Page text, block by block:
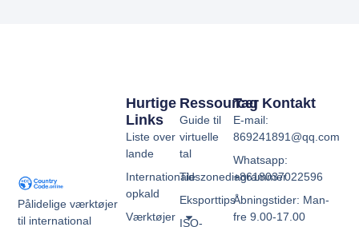
Pålidelige værktøjer
til international
Ressourcer
Guide til
virtuelle
tal
Tidszonediagrammer
Eksporttips
ISO-
Hurtige
Links
Liste over
lande
Internationale
opkald
Værktøjer
Tag Kontakt
E-mail:
869241891@qq.com
Whatsapp:
+8618037022596
Åbningstider: Man-
fre 9.00-17.00